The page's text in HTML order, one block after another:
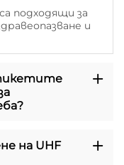
подходящи за
и
на UHF